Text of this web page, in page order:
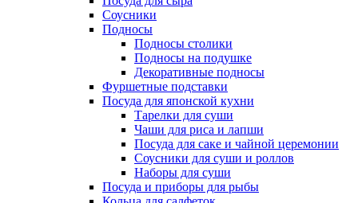
Соусники
Подносы
Подносы столики
Подносы на подушке
Декоративные подносы
Фуршетные подставки
Посуда для японской кухни
Тарелки для суши
Чаши для риса и лапши
Посуда для саке и чайной церемонии
Соусники для суши и роллов
Наборы для суши
Посуда и приборы для рыбы